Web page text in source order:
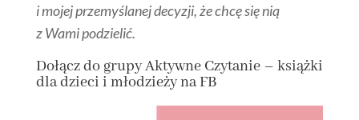
i mojej przemyślanej decyzji, że chcę się nią
z Wami podzielić.
Dołączdo grupyAktywne Czytanie – książki
dla dzieci i młodzieży na FB